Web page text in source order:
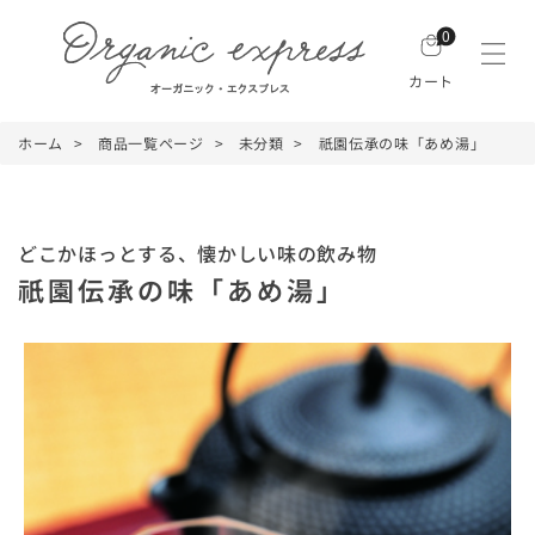
0
カート
ホーム 商品一覧ページ 未分類 祇園伝承の味「あめ湯」
どこかほっとする、懐かしい味の飲み物
祇園伝承の味「あめ湯」